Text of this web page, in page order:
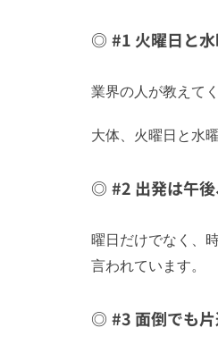
#1 火曜日と
業界の人が教えて
大体、火曜日と水
#2 出発は午
曜日だけでなく、
言われています。
#3 面倒でも